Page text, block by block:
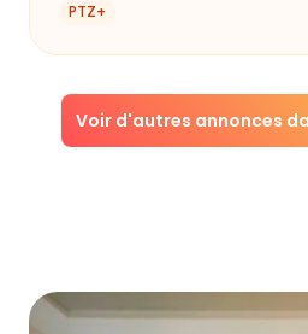
PTZ+
Voir d'autres annonces